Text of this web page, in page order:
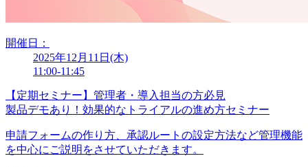
開催日：
2025年12月11日(木)
11:00-11:45
【定期セミナー】管理者・導入担当の方必見
製品デモあり！効果的なトライアルの進め方セミナー
申請フォームの作り方、承認ルートの設定方法など管理機能
を中心にご説明をさせていただきます。